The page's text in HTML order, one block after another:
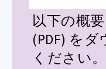
以下の概
(PDF) を
ください。